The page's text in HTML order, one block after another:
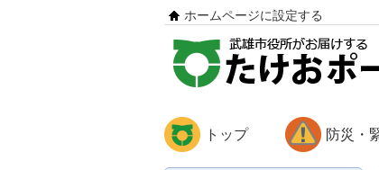
ホームページに設定する
トップ 防災・